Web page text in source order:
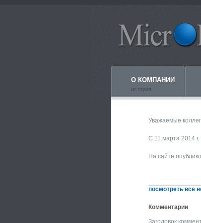
О КОМПАНИИ
история
Уважаемые
С 11 марта 2014
На сайте
посмотреть все
Комментарии
Заголовок